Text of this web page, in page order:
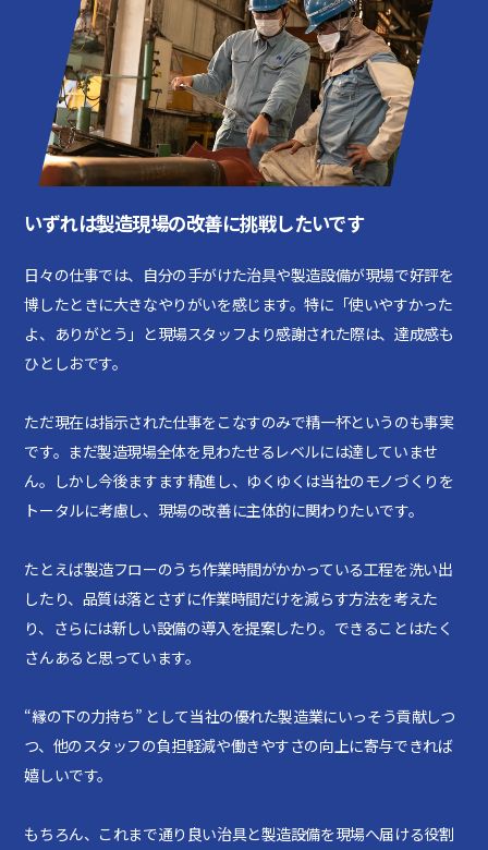
いずれは製造現場の改善に挑戦したいです
日々の仕事では、自分の手がけた治具や製造設備が現場で好評を
博したときに大きなやりがいを感じます。特に「使いやすかった
よ、ありがとう」と現場スタッフより感謝された際は、達成感も
ひとしおです。
ただ現在は指示された仕事をこなすのみで精一杯というのも事実
です。まだ製造現場全体を見わたせるレベルには達していませ
ん。しかし今後ますます精進し、ゆくゆくは当社のモノづくりを
トータルに考慮し、現場の改善に主体的に関わりたいです。
たとえば製造フローのうち作業時間がかかっている工程を洗い出
したり、品質は落とさずに作業時間だけを減らす方法を考えた
り、さらには新しい設備の導入を提案したり。できることはたく
さんあると思っています。
“縁の下の力持ち” として当社の優れた製造業にいっそう貢献しつ
つ、他のスタッフの負担軽減や働きやすさの向上に寄与できれば
嬉しいです。
もちろん、これまで通り良い治具と製造設備を現場へ届ける役割